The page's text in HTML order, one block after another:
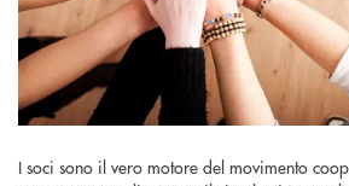
I soci sono il vero motore del movimento